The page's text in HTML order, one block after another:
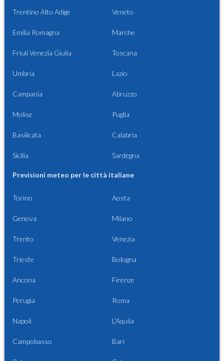
Trentino Alto Adige Veneto
Emilia Romagna Marche
Friuli Venezia Giulia Toscana
Umbria Lazio
Campania Abruzzo
Molise Puglia
Basilicata Calabria
Sicilia Sardegna
Previsioni meteo per le città italiane
Torino Aosta
Genova Milano
Trento Venezia
Trieste Bologna
Ancona Firenze
Perugia Roma
Napoli L'Aquila
Campobasso Bari